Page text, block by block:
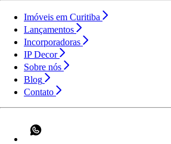
Imóveis em Curitiba
Lançamentos
Incorporadoras
IP Decor
Sobre nós
Blog
Contato